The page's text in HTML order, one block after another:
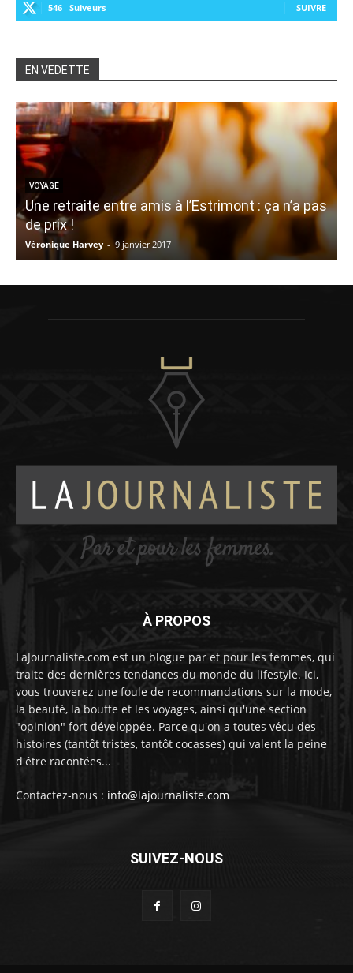
546 Suiveurs SUIVRE
EN VEDETTE
VOYAGE
Une retraite entre amis à l’Estrimont : ça n’a pas
de prix !
Véronique Harvey - 9 janvier 2017
À PROPOS
LaJournaliste.com est un blogue par et pour les femmes, qui
traite des dernières tendances du monde du lifestyle. Ici,
vous trouverez une foule de recommandations sur la mode,
la beauté, la bouffe et les voyages, ainsi qu'une section
"opinion" fort développée. Parce qu'on a toutes vécu des
histoires (tantôt tristes, tantôt cocasses) qui valent la peine
d'être racontées...
Contactez-nous : info@lajournaliste.com
SUIVEZ-NOUS